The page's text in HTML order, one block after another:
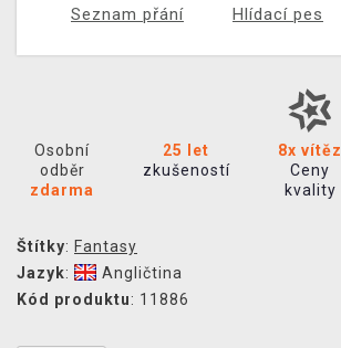
Seznam přání Hlídací pes
Osobní
odběr
zdarma
25 let
zkušeností
8x vítěz
Ceny
kvality
Štítky: Fantasy
Jazyk:
Angličtina
Kód produktu: 11886